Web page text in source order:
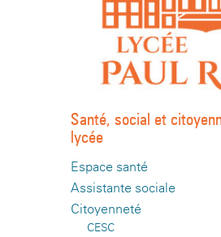
Santé, social et
lycée
Espace santé
Assistante sociale
Citoyenneté
CESC